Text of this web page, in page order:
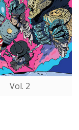
Vol. 2